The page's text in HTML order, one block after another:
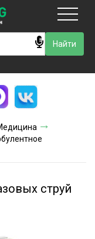
струй